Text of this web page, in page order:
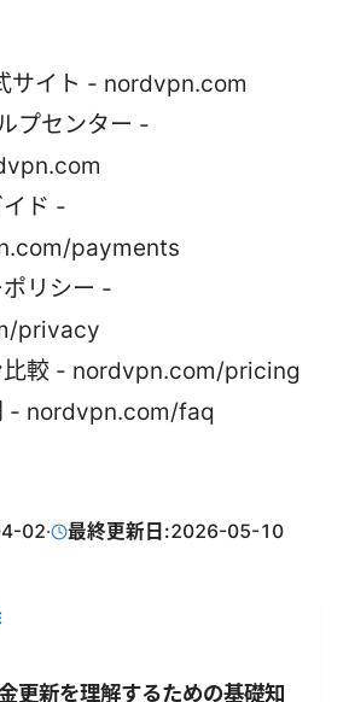
サイト - nordvpn.com
プセンター -
ド -
payments
リシー -
privacy
比較 - nordvpn.com/pricing
- nordvpn.com/faq
02· 最終更新日:2026-05-10
更新を理解するための基礎知